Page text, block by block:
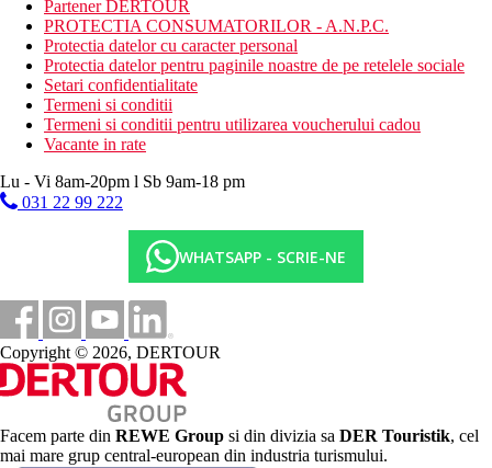
relaxare.
Contra cost: masaje, ingrijire corporala si a pielii.
Mese
All Inclusive
Mic dejun, pranz si cina tip bufet
Gustare
Cafea si deserturi in timpul dupa-amiezii la patiserie
Gustare de dimineata si dupa-amiaza - fast-food in snack
bar
Bauturi alcoolice si nealcoolice (10:00-17:00)
Categoria oficiala
Distanţe
108 km
Distanta de cel mai apropiat aeroport
Distanta pana la plaja
Partener DERTOUR
PROTECTIA CONSUMATORILOR - A.N.P.C.
Protectia datelor cu caracter personal
Protectia datelor pentru paginile noastre de pe retelele sociale
Setari confidentialitate
Termeni si conditii
Termeni si conditii pentru utilizarea voucherului cadou
Vacante in rate
Lu - Vi 8am-20pm l Sb 9am-18 pm
031 22 99 222
WHATSAPP - SCRIE-NE
Copyright © 2026, DERTOUR
Facem parte din REWE Group si din divizia sa DER Touristik, cel
mai mare grup central-european din industria turismului.